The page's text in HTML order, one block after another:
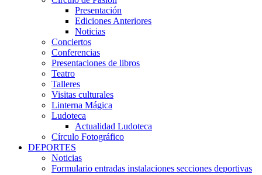
Presentación
Ediciones Anteriores
Noticias
Conciertos
Conferencias
Presentaciones de libros
Teatro
Talleres
Visitas culturales
Linterna Mágica
Ludoteca
Actualidad Ludoteca
Círculo Fotográfico
DEPORTES
Noticias
Formulario entradas instalaciones secciones deportivas